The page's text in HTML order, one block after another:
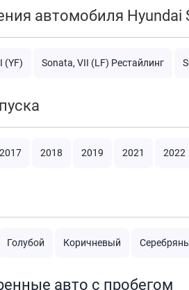
автомобиля Hyundai
(YF) Sonata, VII (LF) Рестайлинг
2017 2018 2019 2021 2022
Голубой Коричневый
авто с пробегом